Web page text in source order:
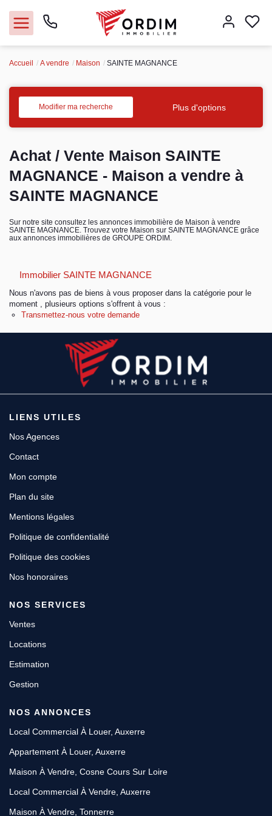
Acheter
Vendre
Immobilier pro
Faire gérer
Syndic
Espace client
Accueil A vendre Maison SAINTE MAGNANCE
Modifier ma recherche Plus d'options
Achat / Vente Maison SAINTE
MAGNANCE - Maison a vendre à
SAINTE MAGNANCE
Sur notre site consultez les annonces immobilière de Maison à vendre
SAINTE MAGNANCE. Trouvez votre Maison sur SAINTE MAGNANCE grâce
aux annonces immobilières de GROUPE ORDIM.
Immobilier SAINTE MAGNANCE
Nous n'avons pas de biens à vous proposer dans la catégorie pour le
moment , plusieurs options s'offrent à vous :
Transmettez-nous votre demande
LIENS UTILES
Nos Agences
Contact
Mon compte
Plan du site
Mentions légales
Politique de confidentialité
Politique des cookies
Nos honoraires
NOS SERVICES
Ventes
Locations
Estimation
Gestion
NOS ANNONCES
Local Commercial À Louer, Auxerre
Appartement À Louer, Auxerre
Maison À Vendre, Cosne Cours Sur Loire
Local Commercial À Vendre, Auxerre
Maison À Vendre, Tonnerre